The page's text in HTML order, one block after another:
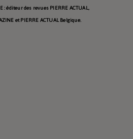
: éditeur des revues PIERRE ACTUAL,
et PIERRE ACTUAL Belgique.